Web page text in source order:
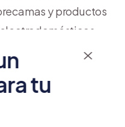
y productos
además de
tu